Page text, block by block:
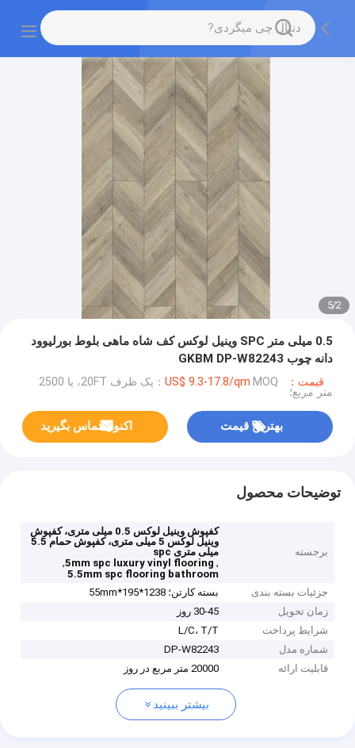
2
/
5
0.5 میلی متر SPC وینیل لوکس کف شاه ماهی بلوط بورلیوود
دانه چوب GKBM DP-W82243
قیمت：US$ 9.3-17.8/qm MOQ：یک ظرف 20FT، یا 2500
متر مربع؛
بهترین قیمت اکنون تماس بگیرید
توضیحات محصول
برجسته
کفپوش وینیل لوکس 0.5 میلی متری، کفپوش
وینیل لوکس 5 میلی متری، کفپوش حمام 5.5
میلی متری spc
,
5mm spc luxury vinyl flooring
,
5.5mm spc flooring bathroom
جزئیات بسته بندی
بسته کارتن؛ 1238*195*55mm
زمان تحویل
30-45 روز
شرایط پرداخت
L/C، T/T
شماره مدل
DP-W82243
قابلیت ارائه
20000 متر مربع در روز
بیشتر ببینید